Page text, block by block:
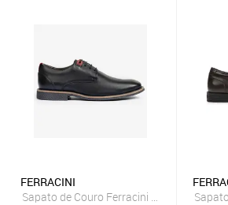
FERRACINI
Sapato de Couro Ferracini Bangkok